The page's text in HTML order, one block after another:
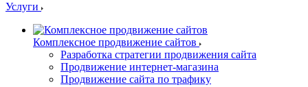
Услуги
Комплексное продвижение сайтов
Разработка стратегии продвижения сайта
Продвижение интернет-магазина
Продвижение сайта по трафику